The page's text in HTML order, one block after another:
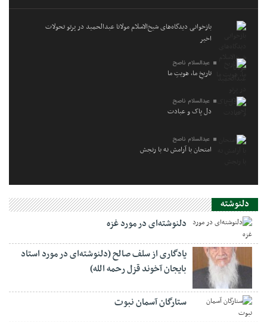
بازخوانی دیدگاه‌های شیخ‌الاسلام مولانا عبدالحمید در پرتو تحولات
اخیر
عبدالسلام ناصح
تاریخِ ما، هویتِ ما
عبدالسلام ناصح
دل پاک و عبادت
عبدالسلام ناصح
امتحان با آرامش نه با رنجش
دلنوشته
دلنوشته‌ای در مورد غزه
یادگاری از سلف صالح (دلنوشته‌ای در مورد استاد
بایجان آخوند قزل رحمه الله)
ستارگان آسمان نبوت